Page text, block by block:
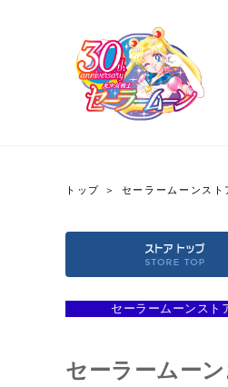
90's アニメPAST ANIME
トップ セーラームーンスト
セーラームーンスト
セーラームー
OFFICIAL STORE